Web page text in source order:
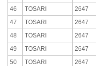
46
TOSARI 2647
47
TOSARI 2647
48
TOSARI 2647
49
TOSARI 2647
50
TOSARI 2647